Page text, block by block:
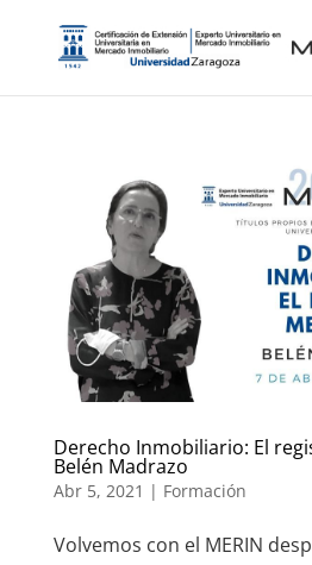
Derecho Inmobiliario: El
Belén Madrazo
Abr 5, 2021 | Formación
Volvemos con el MERIN